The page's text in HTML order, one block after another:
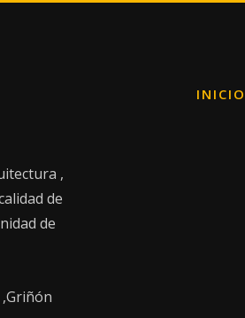
INICIO
,
de
de
,Griñón